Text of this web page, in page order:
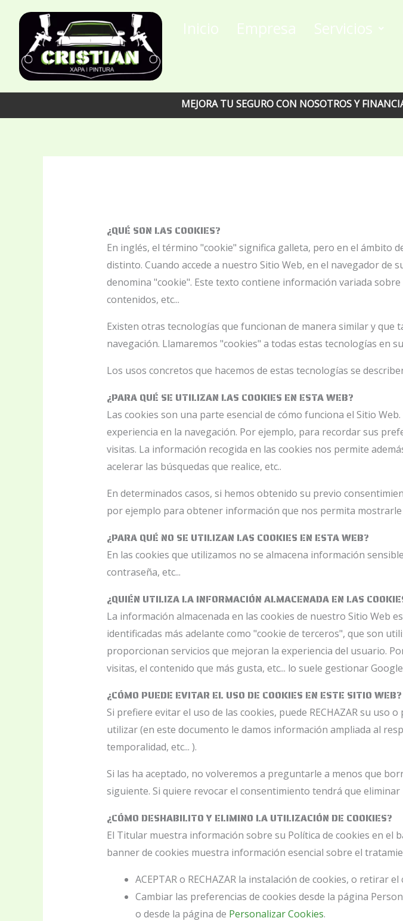
contenido
Inicio Empresa Servicios
MEJORA TU SEGURO CON NOSOTROS Y FINANCIA LA
¿QUÉ SON LAS COOKIES?
En inglés, el término "cookie" significa galleta, pero en el ámbito
distinto. Cuando accede a nuestro Sitio Web, en el navegador de
denomina "cookie". Este texto contiene información variada
contenidos, etc...
Existen otras tecnologías que funcionan de manera similar y
navegación. Llamaremos "cookies" a todas estas tecnologías en
Los usos concretos que hacemos de estas tecnologías se
¿PARA QUÉ SE UTILIZAN LAS COOKIES EN ESTA WEB?
Las cookies son una parte esencial de cómo funciona el Sitio
experiencia en la navegación. Por ejemplo, para recordar sus
visitas. La información recogida en las cookies nos permite
acelerar las búsquedas que realice, etc..
En determinados casos, si hemos obtenido su previo
por ejemplo para obtener información que nos permita
¿PARA QUÉ NO SE UTILIZAN LAS COOKIES EN ESTA WEB?
En las cookies que utilizamos no se almacena información
contraseña, etc...
¿QUIÉN UTILIZA LA INFORMACIÓN ALMACENADA EN LAS
La información almacenada en las cookies de nuestro Sitio Web
identificadas más adelante como "cookie de terceros", que son
proporcionan servicios que mejoran la experiencia del usuario.
visitas, el contenido que más gusta, etc... lo suele gestionar
¿CÓMO PUEDE EVITAR EL USO DE COOKIES EN ESTE SITIO WEB?
Si prefiere evitar el uso de las cookies, puede RECHAZAR su uso
utilizar (en este documento le damos información ampliada al
temporalidad, etc... ).
Si las ha aceptado, no volveremos a preguntarle a menos que
siguiente. Si quiere revocar el consentimiento tendrá que
¿CÓMO DESHABILITO Y ELIMINO LA UTILIZACIÓN DE COOKIES?
El Titular muestra información sobre su Política de cookies en el
banner de cookies muestra información esencial sobre el
ACEPTAR o RECHAZAR la instalación de cookies, o retirar
Cambiar las preferencias de cookies desde la página
o desde la página de Personalizar Cookies.